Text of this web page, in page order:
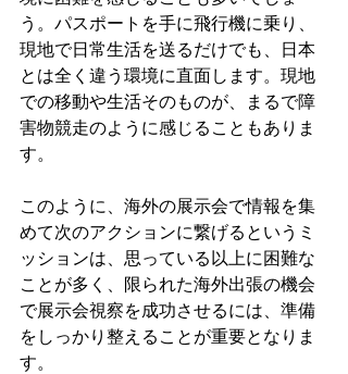
う。パスポートを手に飛行機に乗り、
現地で日常生活を送るだけでも、日本
とは全く違う環境に直面します。現地
での移動や生活そのものが、まるで障
害物競走のように感じることもありま
す。
このように、海外の展示会で情報を集
めて次のアクションに繋げるというミ
ッションは、思っている以上に困難な
ことが多く、限られた海外出張の機会
で展示会視察を成功させるには、準備
をしっかり整えることが重要となりま
す。